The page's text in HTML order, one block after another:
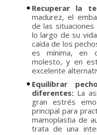
Recuperar la
madurez, el
de las
lo largo de su
caída de los
es mínima, en
molesto, y en
excelente
Equilibrar
diferentes: La
gran estrés
principal para
mamoplastia de
trata de una